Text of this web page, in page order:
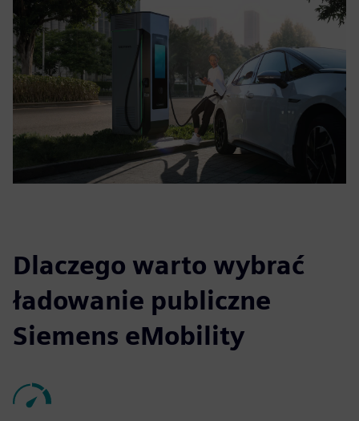
Dlaczego warto wybrać
ładowanie publiczne
Siemens eMobility